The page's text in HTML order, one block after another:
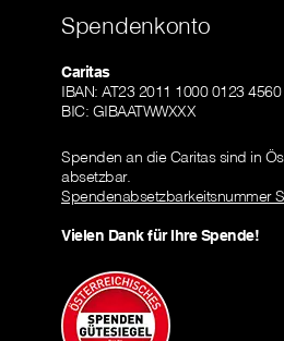
Spendenkonto
Caritas
IBAN: AT23 2011 1000 0123 4560
BIC: GIBAATWWXXX
Spenden an die Caritas sind in
absetzbar.
Spendenabsetzbarkeitsnummer
Vielen Dank für Ihre Spende!